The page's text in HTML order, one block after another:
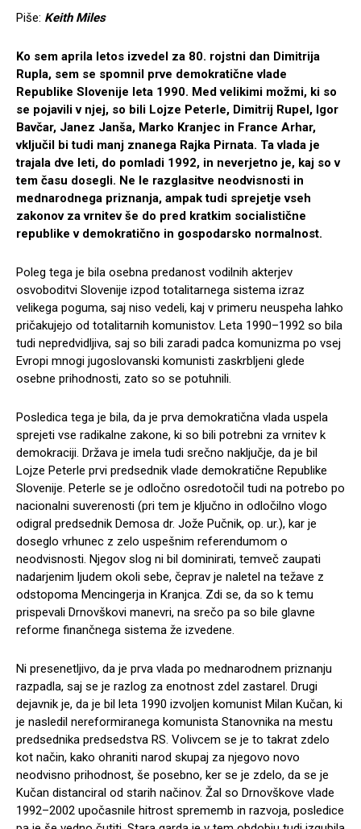
Piše: Keith Miles
Ko sem aprila letos izvedel za 80. rojstni dan Dimitrija
Rupla, sem se spomnil prve demokratične vlade
Republike Slovenije leta 1990. Med velikimi možmi, ki so
se pojavili v njej, so bili Lojze Peterle, Dimitrij Rupel, Igor
Bavčar, Janez Janša, Marko Kranjec in France Arhar,
vključil bi tudi manj znanega Rajka Pirnata. Ta vlada je
trajala dve leti, do pomladi 1992, in neverjetno je, kaj so v
tem času dosegli. Ne le razglasitve neodvisnosti in
mednarodnega priznanja, ampak tudi sprejetje vseh
zakonov za vrnitev še do pred kratkim socialistične
republike v demokratično in gospodarsko normalnost.
Poleg tega je bila osebna predanost vodilnih akterjev
osvoboditvi Slovenije izpod totalitarnega sistema izraz
velikega poguma, saj niso vedeli, kaj v primeru neuspeha lahko
pričakujejo od totalitarnih komunistov. Leta 1990–1992 so bila
tudi nepredvidljiva, saj so bili zaradi padca komunizma po vsej
Evropi mnogi jugoslovanski komunisti zaskrbljeni glede
osebne prihodnosti, zato so se potuhnili.
Posledica tega je bila, da je prva demokratična vlada uspela
sprejeti vse radikalne zakone, ki so bili potrebni za vrnitev k
demokraciji. Država je imela tudi srečno naključje, da je bil
Lojze Peterle prvi predsednik vlade demokratične Republike
Slovenije. Peterle se je odločno osredotočil tudi na potrebo po
nacionalni suverenosti (pri tem je ključno in odločilno vlogo
odigral predsednik Demosa dr. Jože Pučnik, op. ur.), kar je
doseglo vrhunec z zelo uspešnim referendumom o
neodvisnosti. Njegov slog ni bil dominirati, temveč zaupati
nadarjenim ljudem okoli sebe, čeprav je naletel na težave z
odstopoma Mencingerja in Kranjca. Zdi se, da so k temu
prispevali Drnovškovi manevri, na srečo pa so bile glavne
reforme finančnega sistema že izvedene.
Ni presenetljivo, da je prva vlada po mednarodnem priznanju
razpadla, saj se je razlog za enotnost zdel zastarel. Drugi
dejavnik je, da je bil leta 1990 izvoljen komunist Milan Kučan, ki
je nasledil nereformiranega komunista Stanovnika na mestu
predsednika predsedstva RS. Volivcem se je to takrat zdelo
kot način, kako ohraniti narod skupaj za njegovo novo
neodvisno prihodnost, še posebno, ker se je zdelo, da se je
Kučan distanciral od starih načinov. Žal so Drnovškove vlade
1992–2002 upočasnile hitrost sprememb in razvoja, posledice